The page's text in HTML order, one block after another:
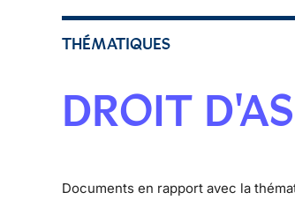
THÉMATIQUES
DROIT
Documents en rapport avec la